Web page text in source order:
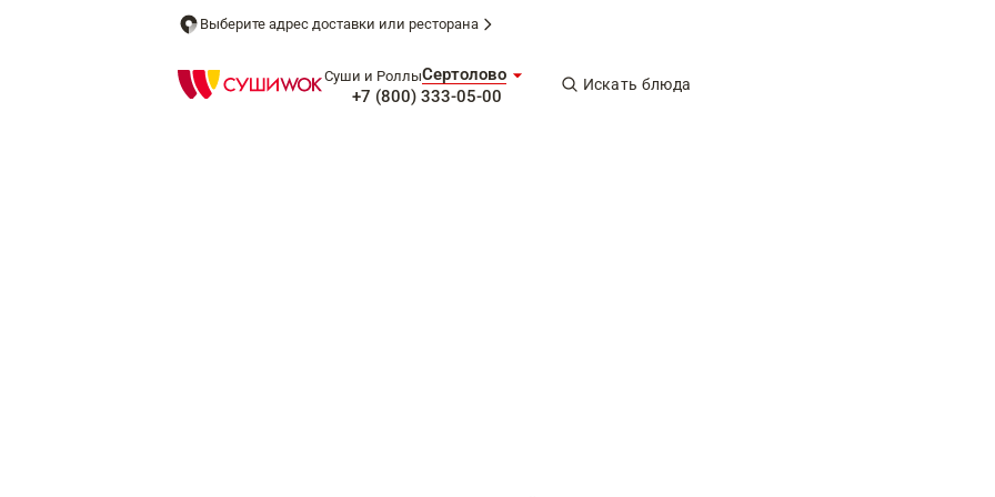
Выберите адрес доставки или ресторана
Суши и РоллыСертолово
+7 (800) 333-05-00
Искать блюда